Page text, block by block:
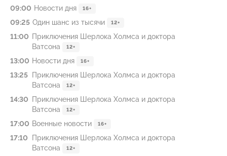
09:00 Новости дня 16+
09:25 Один шанс из тысячи 12+
11:00 Приключения Шерлока Холмса и доктора
Ватсона
12+
13:00 Новости дня 16+
13:25
Приключения Шерлока Холмса и доктора
Ватсона
12+
14:30
Приключения Шерлока Холмса и доктора
Ватсона
12+
17:00 Военные новости 16+
17:10
Приключения Шерлока Холмса и доктора
Ватсона
12+